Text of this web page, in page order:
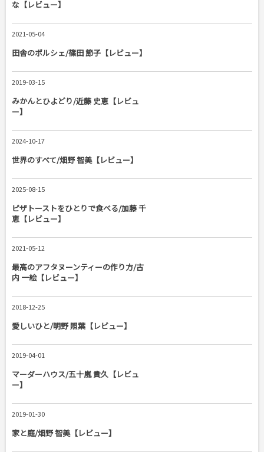
な【レビュー】
2021-05-04
田舎のポルシェ/篠田 節子【レビュー】
2019-03-15
みかんとひよどり/近藤 史恵【レビュ
ー】
2024-10-17
世界のすべて/畑野 智美【レビュー】
2025-08-15
ピザトーストをひとりで食べる/加藤 千
恵【レビュー】
2021-05-12
最高のアフタヌーンティーの作り方/古
内 一絵【レビュー】
2018-12-25
愛しいひと/明野 照葉【レビュー】
2019-04-01
マーダーハウス/五十嵐 貴久【レビュ
ー】
2019-01-30
家と庭/畑野 智美【レビュー】